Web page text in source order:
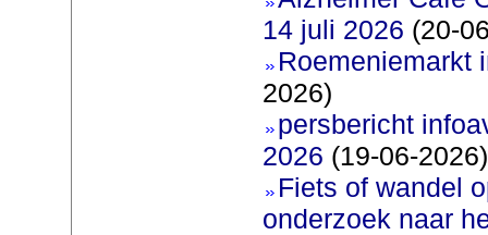
14 juli 2026 (20-
Roemeniemarkt
2026)
persbericht
2026 (19-06-2026)
Fiets of wandel
onderzoek naar